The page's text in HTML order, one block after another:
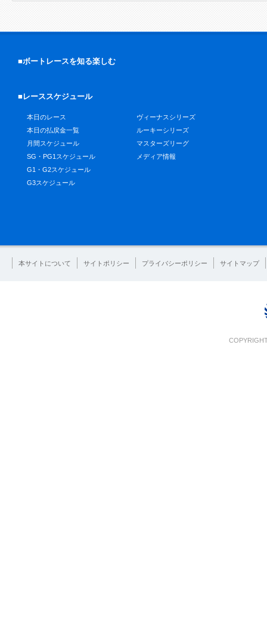
■ボートレースを知る楽しむ
■レーススケジュール
本日のレース
本日の払戻金一覧
月間スケジュール
SG・PG1スケジュール
G1・G2スケジュール
G3スケジュール
ヴィーナスシリーズ
ルーキーシリーズ
マスターズリーグ
メディア情報
本サイトについて サイトポリシー プライバシーポリシー サイトマップ